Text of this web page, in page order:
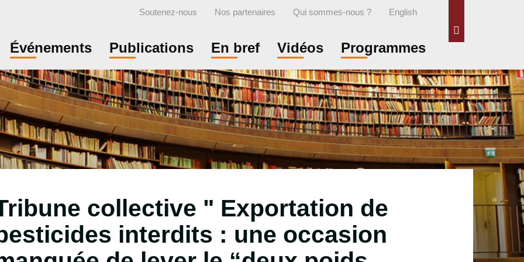
Soutenez-nous Nos partenaires Qui sommes-nous ? English
Événements Publications En bref Vidéos Programmes
collective " Exportation de
interdits : une occasion